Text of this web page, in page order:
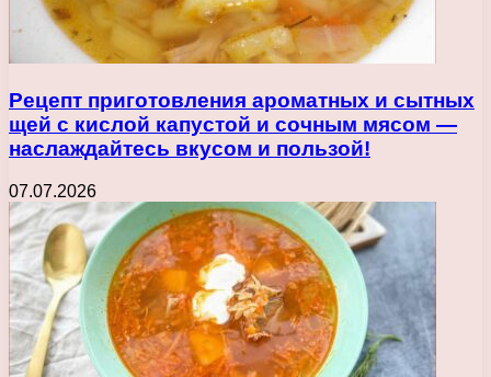
Рецепт приготовления ароматных и сытных
щей с кислой капустой и сочным мясом —
наслаждайтесь вкусом и пользой!
07.07.2026